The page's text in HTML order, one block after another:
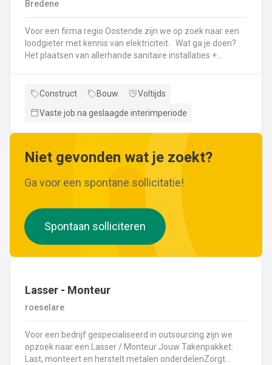
wijzigingen aan leidingen aanbrengen.Werken met
Bredene
Voor een firma regio Oostende zijn we op zoek naar een
loodgieter met kennis van elektriciteit. Wat ga je doen?
Het plaatsen van allerhande sanitaire installaties +
sanitaire toestellenBij Klanten herstellingen gaan
Neem gerust de vacature even door! Indien je nog vragen
Construct Bouw
Voltijds
Vaste job na geslaagde interimperiode
Niet gevonden wat je zoekt?
Ga voor een spontane sollicitatie!
Spontaan solliciteren
Lasser - Monteur
roeselare
Voor een bedrijf gespecialiseerd in outsourcing zijn we
opzoek naar een Lasser / Monteur Jouw Takenpakket:
Last, monteert en herstelt metalen onderdelenZorgt